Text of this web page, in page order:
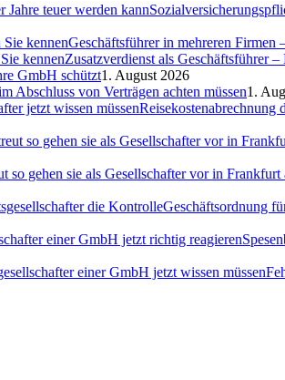
Geschäftsführer in mehreren Firmen
Zusatzverdienst als Geschäftsführer
GmbH schützt1. August 2026
Abschluss von Verträgen achten müssen1.
Reisekostenabrechnung
gehen sie als Gesellschafter vor in
Geschäftsordnung